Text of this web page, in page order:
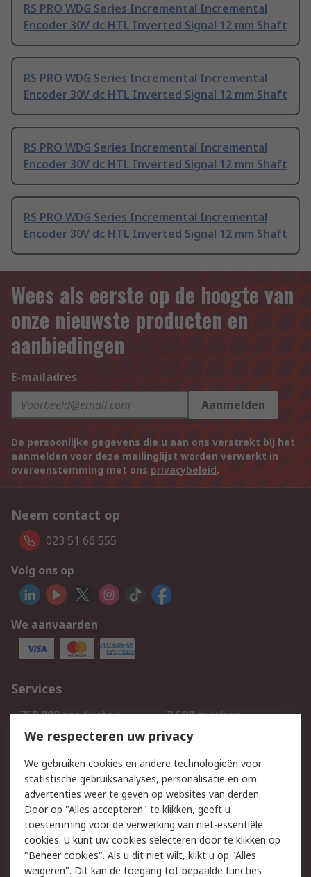
RS PRO WDG Series Incremental Incremental
Encoder 30V dc HTL Inverted Signal 12 mm Shaft
RS PRO WDG Series Incremental Incremental
Encoder 30V dc HTL Inverted Signal 12 mm Shaft
RS PRO WDG Series Incremental Incremental
Encoder 30V dc HTL Inverted Signal 12 mm Shaft
RS PRO WDG Series Incremental Incremental
Encoder 30V dc HTL Inverted Signal 12 mm Shaft
Wees als eerste op de hoogte van
onze nieuwste producten en
aanbiedingen
E-mailadres
Aanmelden
De persoonlijke gegevens die u aan ons verstrekt bij het
aanmelden voor deze mailinglijst worden verwerkt in
overeenstemming met ons privacybeleid.
Neem contact op
023 51 66 555
Volg ons op
We aanvaarden
Services
750.000 producten
2.500 merken
Bestellen
Inkoopoplossingen
Track & Trace
Wettelijk
Cookiebeleid
Email veiligheid
Privacybeleid
Websitevoorwaarden
Algemene
We respecteren uw privacy
We gebruiken cookies en andere technologieën voor
statistische gebruiksanalyses, personalisatie en om
advertenties weer te geven op websites van derden.
Door op "Alles accepteren" te klikken, geeft u
toestemming voor de verwerking van niet-essentiële
cookies. U kunt uw cookies selecteren door te klikken op
"Beheer cookies". Als u dit niet wilt, klikt u op "Alles
weigeren". Dit kan de toegang tot bepaalde functies